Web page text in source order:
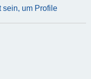
sein, um Profile